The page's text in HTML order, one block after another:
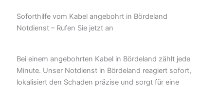
Soforthilfe vom Kabel angebohrt in Bördeland
Notdienst – Rufen Sie jetzt an
Bei einem angebohrten Kabel in Bördeland zählt jede
Minute. Unser Notdienst in Bördeland reagiert sofort,
lokalisiert den Schaden präzise und sorgt für eine